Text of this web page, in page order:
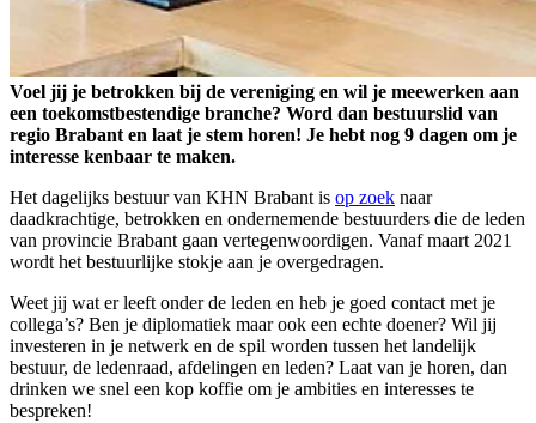
Voel jij je betrokken bij de vereniging en wil je meewerken aan
een toekomstbestendige branche? Word dan bestuurslid van
regio Brabant en laat je stem horen! Je hebt nog 9 dagen om je
interesse kenbaar te maken.
Het dagelijks bestuur van KHN Brabant is op zoek naar
daadkrachtige, betrokken en ondernemende bestuurders die de leden
van provincie Brabant gaan vertegenwoordigen. Vanaf maart 2021
wordt het bestuurlijke stokje aan je overgedragen.
Weet jij wat er leeft onder de leden en heb je goed contact met je
collega’s? Ben je diplomatiek maar ook een echte doener? Wil jij
investeren in je netwerk en de spil worden tussen het landelijk
bestuur, de ledenraad, afdelingen en leden? Laat van je horen, dan
drinken we snel een kop koffie om je ambities en interesses te
bespreken!